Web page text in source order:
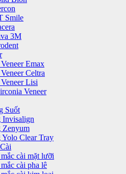
Smile
3M
Emax
Celtra
Lisi
Veneer
Suốt
Invisalign
Zenyum
Clear Tray
cài mặt lưỡi
cài pha lê